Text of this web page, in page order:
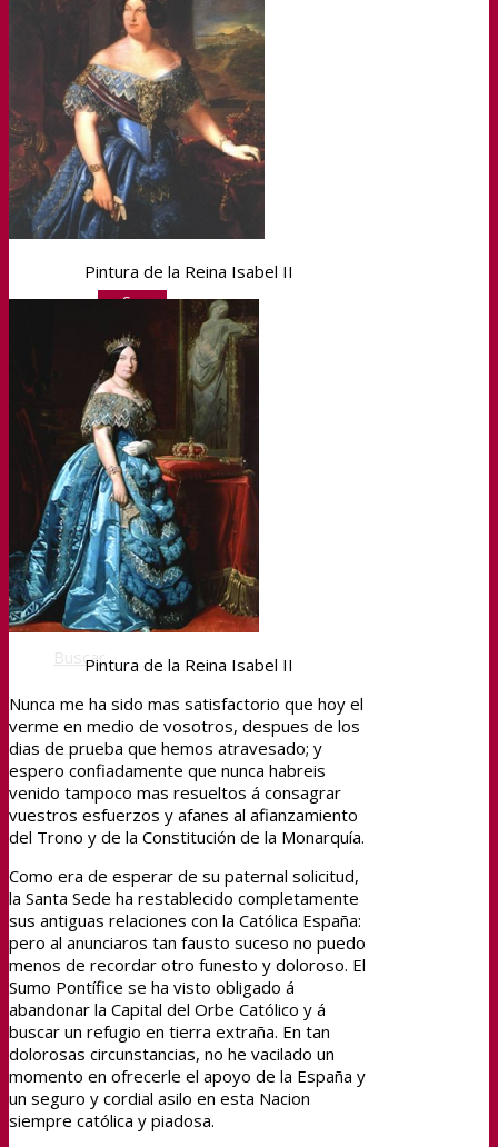
Sedipualba
Sedipualba
Segex
Segra
Sefycu
Seface
Seres
Buscar
Menú
Pintura de la Reina Isabel II
Pintura de la Reina Isabel II
Nunca me ha sido mas satisfactorio que hoy el
verme en medio de vosotros, despues de los
dias de prueba que hemos atravesado; y
espero confiadamente que nunca habreis
venido tampoco mas resueltos á consagrar
vuestros esfuerzos y afanes al afianzamiento
del Trono y de la Constitución de la Monarquía.
Como era de esperar de su paternal solicitud,
la Santa Sede ha restablecido completamente
sus antiguas relaciones con la Católica España:
pero al anunciaros tan fausto suceso no puedo
menos de recordar otro funesto y doloroso. El
Sumo Pontífice se ha visto obligado á
abandonar la Capital del Orbe Católico y á
buscar un refugio en tierra extraña. En tan
dolorosas circunstancias, no he vacilado un
momento en ofrecerle el apoyo de la España y
un seguro y cordial asilo en esta Nacion
siempre católica y piadosa.